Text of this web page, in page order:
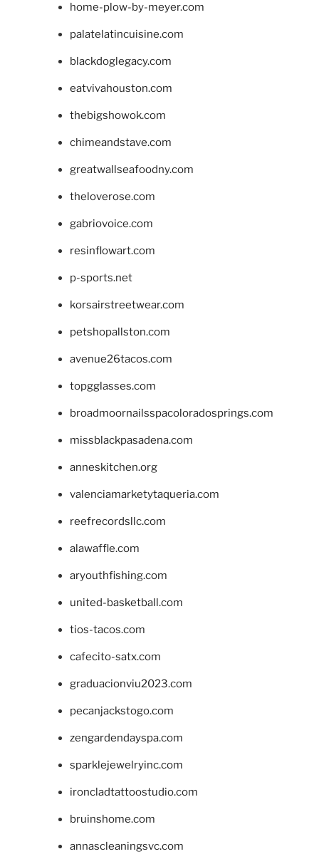
home-plow-by-meyer.com
palatelatincuisine.com
blackdoglegacy.com
eatvivahouston.com
thebigshowok.com
chimeandstave.com
greatwallseafoodny.com
theloverose.com
gabriovoice.com
resinflowart.com
p-sports.net
korsairstreetwear.com
petshopallston.com
avenue26tacos.com
topgglasses.com
broadmoornailsspacoloradosprings.com
missblackpasadena.com
anneskitchen.org
valenciamarketytaqueria.com
reefrecordsllc.com
alawaffle.com
aryouthfishing.com
united-basketball.com
tios-tacos.com
cafecito-satx.com
graduacionviu2023.com
pecanjackstogo.com
zengardendayspa.com
sparklejewelryinc.com
ironcladtattoostudio.com
bruinshome.com
annascleaningsvc.com